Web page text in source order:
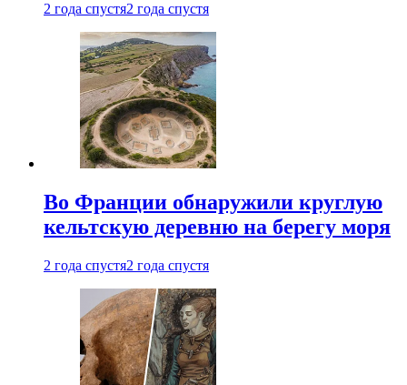
2 года спустя2 года спустя
Во Франции обнаружили круглую
кельтскую деревню на берегу моря
2 года спустя2 года спустя